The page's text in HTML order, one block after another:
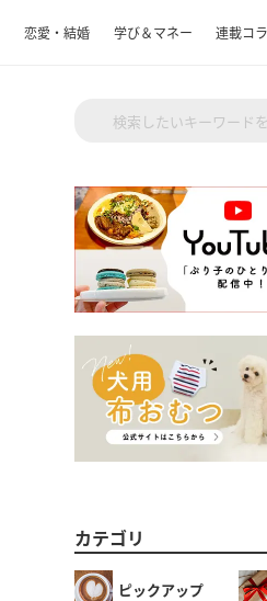
恋愛・結婚 学び＆マネー 連載コ
カテゴリ
ピックアップ